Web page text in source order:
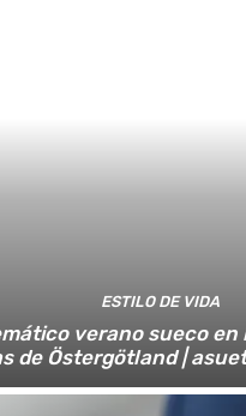
ESTILO DE VIDA
verano sueco
de Östergötland |